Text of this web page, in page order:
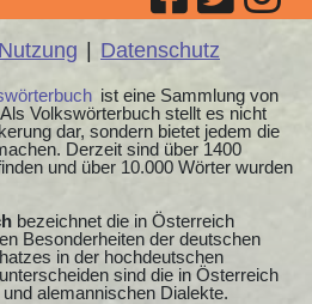
Nutzung | Datenschutz
ist eine Sammlung von
Volkswörterbuch stellt es nicht
dar, sondern bietet jedem die
Derzeit sind über 1400
und über 10.000 Wörter wurden
bezeichnet die in Österreich
Besonderheiten der deutschen
in der hochdeutschen
sind die in Österreich
alemannischen Dialekte.